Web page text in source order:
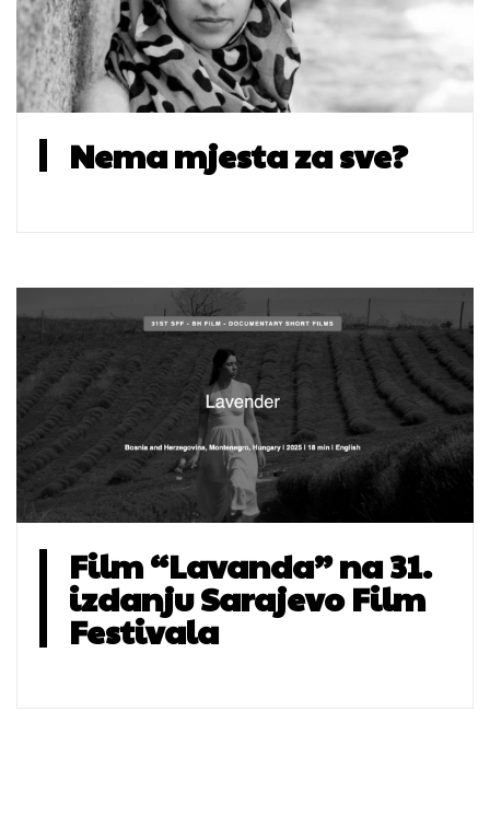
Nema mjesta za sve?
Film “Lavanda” na 31.
izdanju Sarajevo Film
Festivala